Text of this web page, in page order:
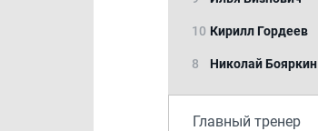
10 Кирилл Гордеев
8 Николай Бояркин
Главный тренер